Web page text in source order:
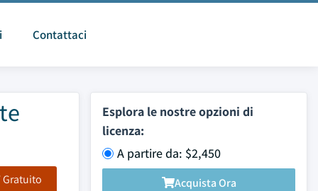
Contattaci
Gratuito
Esplora le nostre opzioni di
licenza:
A partire da: $2,450
Acquista Ora